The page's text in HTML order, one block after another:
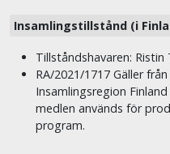
Insamlingstillstånd (i
Tillståndshavaren: Ristin
RA/2021/1717 Gäller
Insamlingsregion
medlen används för
program.